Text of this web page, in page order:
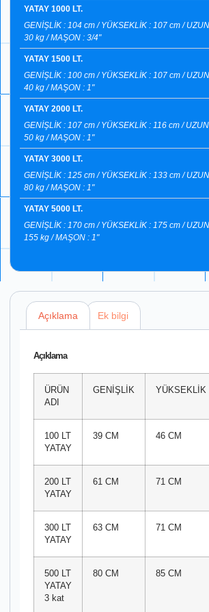
YATAY 1000 LT.
GENİŞLİK : 104 cm / YÜKSEKLİK : 107 cm /
30 kg / MAŞON : 3/4"
YATAY 1500 LT.
GENİŞLİK : 100 cm / YÜKSEKLİK : 107 cm /
40 kg / MAŞON : 1"
YATAY 2000 LT.
GENİŞLİK : 107 cm / YÜKSEKLİK : 116 cm /
50 kg / MAŞON : 1"
YATAY 3000 LT.
GENİŞLİK : 125 cm / YÜKSEKLİK : 133 cm /
80 kg / MAŞON : 1"
YATAY 5000 LT.
GENİŞLİK : 170 cm / YÜKSEKLİK : 175 cm /
155 kg / MAŞON : 1"
Açıklama Ek bilgi
Açıklama
ÜRÜN
ADI
GENİŞLİK YÜKSEKLİK
100 LT
YATAY
39 CM 46 CM
200 LT
YATAY
61 CM 71 CM
300 LT
YATAY
63 CM 71 CM
500 LT
YATAY
3 kat
80 CM 85 CM